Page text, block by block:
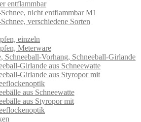
entflammbar
nicht entflammbar M1
verschiedene Sorten
einzeln
Meterware
Schneeball-Vorhang, Schneeball-Girlande
Girlande aus Schneewatte
Girlande aus Styropor mit
aus Schneewatte
aus Styropor mit